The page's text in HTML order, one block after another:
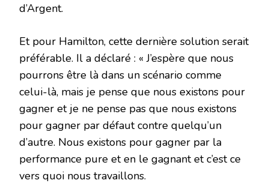
d’Argent.
Et pour Hamilton, cette dernière solution serait
préférable. Il a déclaré : « J’espère que nous
pourrons être là dans un scénario comme
celui-là, mais je pense que nous existons pour
gagner et je ne pense pas que nous existons
pour gagner par défaut contre quelqu’un
d’autre. Nous existons pour gagner par la
performance pure et en le gagnant et c’est ce
vers quoi nous travaillons.